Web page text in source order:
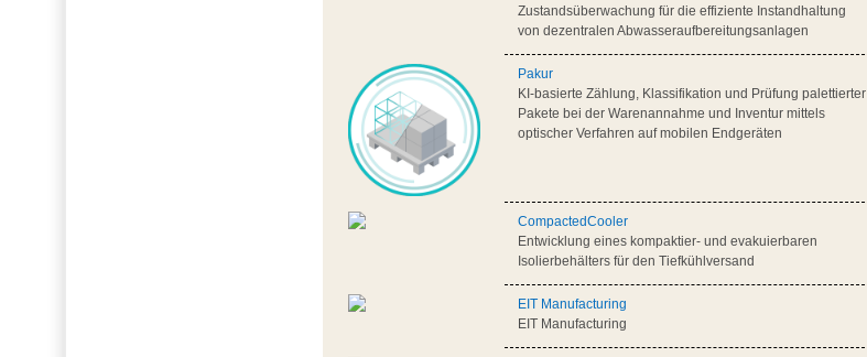
Zustandsüberwachung für die effiziente Instandhaltung
von dezentralen Abwasseraufbereitungsanlagen
Pakur
KI-basierte Zählung, Klassifikation und Prüfung palettierter
Pakete bei der Warenannahme und Inventur mittels
optischer Verfahren auf mobilen Endgeräten
CompactedCooler
Entwicklung eines kompaktier- und evakuierbaren
Isolierbehälters für den Tiefkühlversand
EIT Manufacturing
EIT Manufacturing